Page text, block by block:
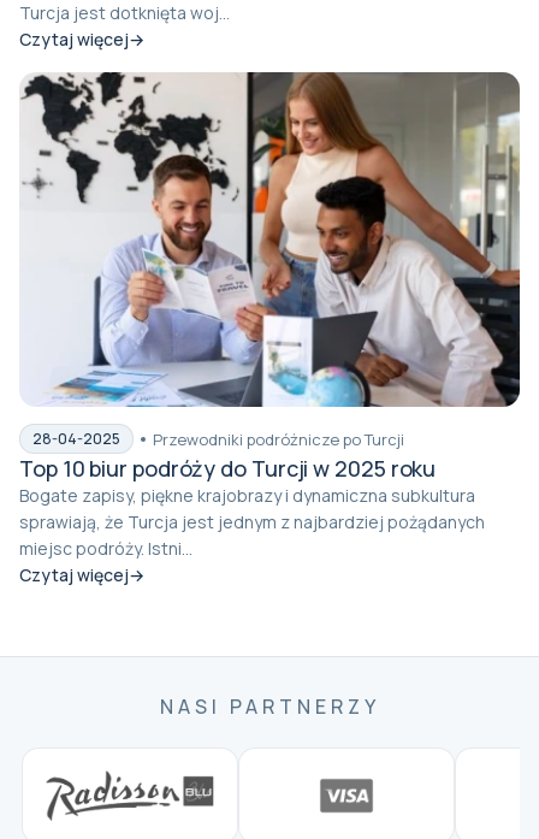
Turcja jest dotknięta woj...
Czytaj więcej
28-04-2025 Przewodniki podróżnicze po Turcji
Top 10 biur podróży do Turcji w 2025 roku
Bogate zapisy, piękne krajobrazy i dynamiczna subkultura
sprawiają, że Turcja jest jednym z najbardziej pożądanych
miejsc podróży. Istni...
Czytaj więcej
NASI PARTNERZY